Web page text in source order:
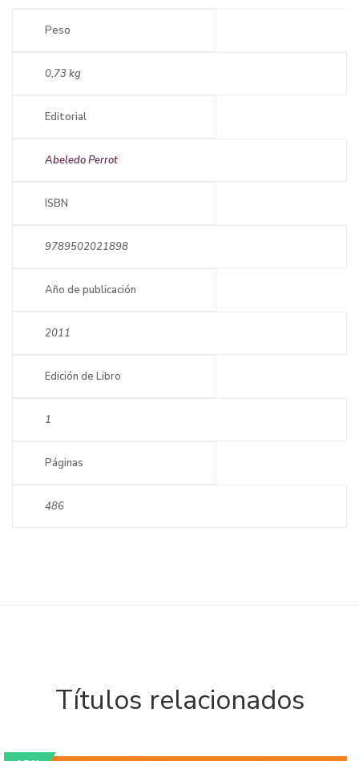
Peso
0,73 kg
Editorial
Abeledo Perrot
ISBN
9789502021898
Año de publicación
2011
Edición de Libro
1
Páginas
486
Títulos relacionados